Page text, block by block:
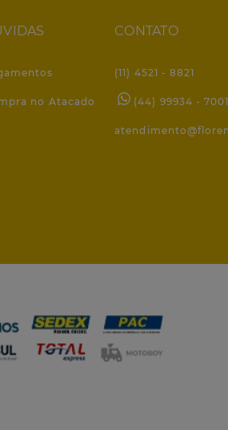
no Atacado
CONTATO
(11) 4521 - 8821
(44) 99934 - 7001